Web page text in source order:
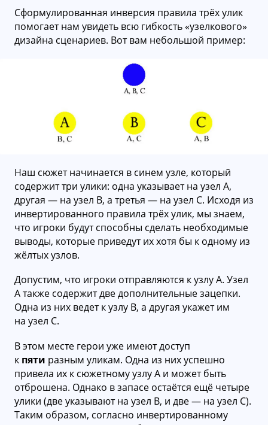
Сформулированная инверсия правила трёх улик
помогает нам увидеть всю гибкость «узелкового»
дизайна сценариев. Вот вам небольшой пример:
Наш сюжет начинается в синем узле, который
содержит три улики: одна указывает на узел А,
другая — на узел B, а третья — на узел С. Исходя из
инвертированного правила трёх улик, мы знаем,
что игроки будут способны сделать необходимые
выводы, которые приведут их хотя бы к одному из
жёлтых узлов.
Допустим, что игроки отправляются к узлу А. Узел
А также содержит две дополнительные зацепки.
Одна из них ведет к узлу B, а другая укажет им
на узел С.
В этом месте герои уже имеют доступ
к пяти разным уликам. Одна из них успешно
привела их к сюжетному узлу A и может быть
отброшена. Однако в запасе остаётся ещё четыре
улики (две указывают на узел B, и две — на узел С).
Таким образом, согласно инвертированному